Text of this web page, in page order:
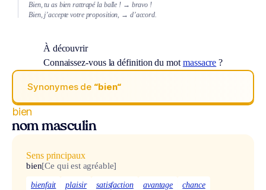
Bien, tu as bien rattrapé la balle ! → bravo !
Bien, j’accepte votre proposition, → d’accord.
À découvrir
Connaissez-vous la définition du mot massacre ?
Synonymes de “bien“
bien
nom masculin
Sens principaux
bien[Ce qui est agréable]
bienfait plaisir satisfaction avantage
chance